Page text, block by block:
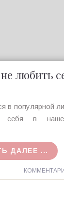
любить
в популярной
себя в
ДАЛЕЕ ...